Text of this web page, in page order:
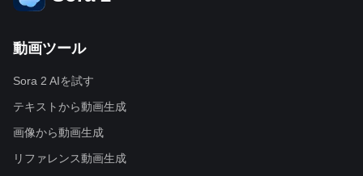
動画ツール
Sora 2 AIを試す
テキストから動画生成
画像から動画生成
リファレンス動画生成